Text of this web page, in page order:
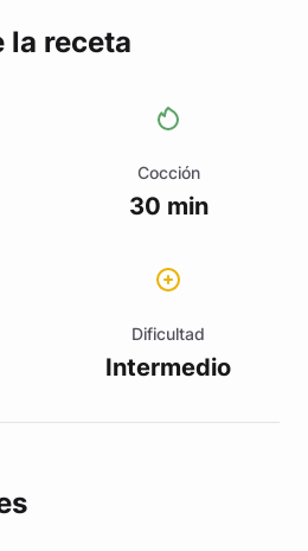
la receta
Cocción
30 min
Dificultad
Intermedio